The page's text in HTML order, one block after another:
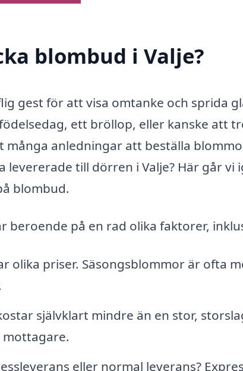
blombud i Valje?
gest för att visa omtanke och sprida
ett bröllop, eller kanske att
anledningar att beställa
till dörren i Valje? Här går vi
blombud.
beroende på en rad olika faktorer,
olika priser. Säsongsblommor är ofta
självklart mindre än en stor,
mottagare.
eller normal leverans?